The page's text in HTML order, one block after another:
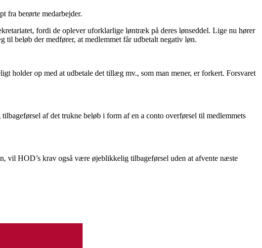
fra berørte medarbejder.
fordi de oplever uforklarlige løntræk på deres lønseddel. Lige nu hører
beløb der medfører, at medlemmet får udbetalt negativ løn.
holder op med at udbetale det tillæg mv., som man mener, er forkert. Forsvaret
af det trukne beløb i form af en a conto overførsel til medlemmets
vil HOD’s krav også være øjeblikkelig tilbageførsel uden at afvente næste